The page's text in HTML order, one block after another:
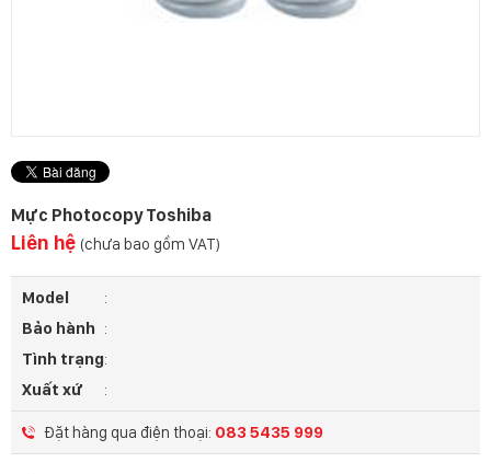
Mực Photocopy Toshiba
Liên hệ (chưa bao gồm VAT)
Model
:
Bảo hành :
Tình trạng:
Xuất xứ
:
Đặt hàng qua điện thoại: 083 5435 999